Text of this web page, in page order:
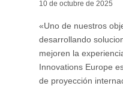
10 de octubre de 2025
«Uno de nuestros
desarrollando
mejoren la
Innovations Europe
de proyección